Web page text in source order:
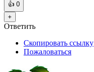
👍 0
+
Ответить
Скопировать ссылку
Пожаловаться